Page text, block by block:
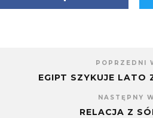
POPRZEDNI
EGIPT SZYKUJE LATO
NASTĘPNY
RELACJA Z